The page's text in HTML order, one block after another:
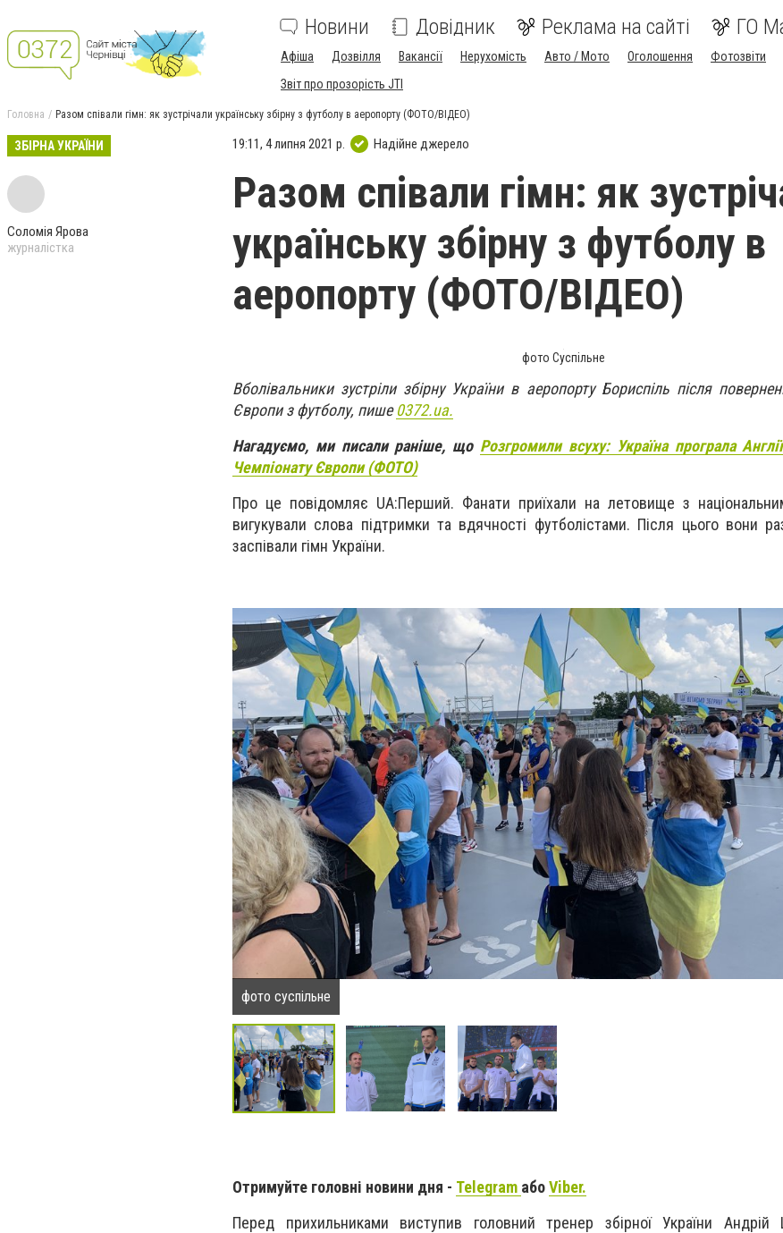
Новини Довідник Реклама на сайті ГО
Афіша Дозвілля Вакансії Нерухомість Авто / Мото Оголошення Фотозвіти
Звіт про прозорість JTI
Головна Разом співали гімн: як зустрічали українську збірну з футболу в аеропорту (ФОТО/ВІДЕО)
ЗБІРНА УКРАЇНИ
Соломія Ярова
журналістка
19:11, 4 липня 2021 р. Надійне джерело
Разом співали гімн: як
українську збірну з футболу в
аеропорту (ФОТО/ВІДЕО)
фото Суспільне
Вболівальники зустріли збірну України в аеропорту Бориспіль після
Європи з футболу, пише0372.ua.
Нагадуємо, ми писали раніше, що Розгромили всуху: Україна програла
Чемпіонату Європи (ФОТО)
Про це повідомляє UA:Перший. Фанати приїхали на летовище з
вигукували слова підтримки та вдячності футболістами. Після цього вони
заспівали гімн України.
фото суспільне
Отримуйте головні новини дня - Telegram абоViber.
Перед прихильниками виступив головний тренер збірної України